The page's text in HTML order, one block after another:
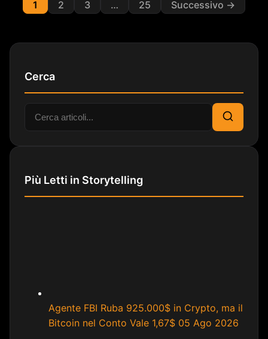
1 2 3 … 25 Successivo →
Cerca
Cerca:
Cerca
Più Letti in Storytelling
Agente FBI Ruba 925.000$ in Crypto, ma il
Bitcoin nel Conto Vale 1,67$ 05 Ago 2026